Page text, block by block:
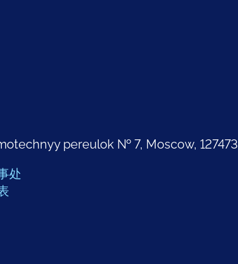
pereulok № 7, Moscow, 127473
处